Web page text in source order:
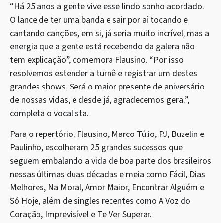
“Há 25 anos a gente vive esse lindo sonho acordado.
O lance de ter uma banda e sair por aí tocando e
cantando canções, em si, já seria muito incrível, mas a
energia que a gente está recebendo da galera não
tem explicação”, comemora Flausino. “Por isso
resolvemos estender a turnê e registrar um destes
grandes shows. Será o maior presente de aniversário
de nossas vidas, e desde já, agradecemos geral”,
completa o vocalista.
Para o repertório, Flausino, Marco Túlio, PJ, Buzelin e
Paulinho, escolheram 25 grandes sucessos que
seguem embalando a vida de boa parte dos brasileiros
nessas últimas duas décadas e meia como Fácil, Dias
Melhores, Na Moral, Amor Maior, Encontrar Alguém e
Só Hoje, além de singles recentes como A Voz do
Coração, Imprevisível e Te Ver Superar.